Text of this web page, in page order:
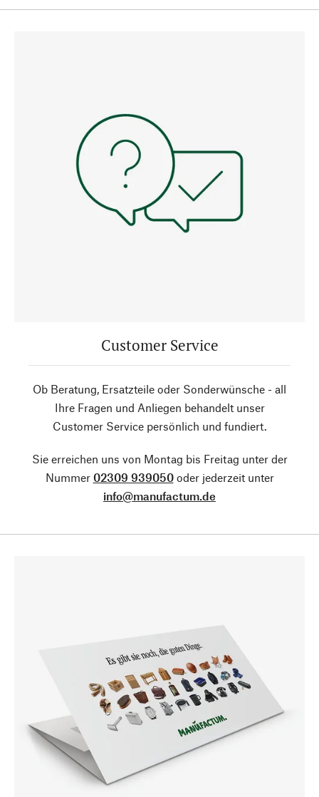
Customer Service
Ob Beratung, Ersatzteile oder Sonderwünsche - all
Ihre Fragen und Anliegen behandelt unser
Customer Service persönlich und fundiert.
Sie erreichen uns von Montag bis Freitag unter der
Nummer 02309 939050oder jederzeit unter
info@manufactum.de